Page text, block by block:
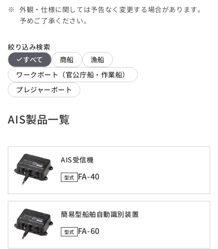
外観・仕様に関しては予告なく変更する場合があります。
予めご了承ください。
絞り込み検索
すべて
商船
漁船
ワークボート（官公庁船・作業船）
プレジャーボート
AIS製品一覧
AIS受信機
型式 FA-40
簡易型船舶自動識別装置
型式 FA-60